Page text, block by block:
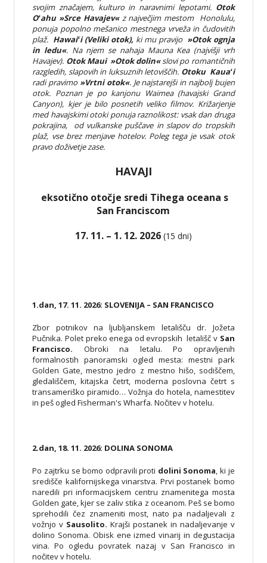
svojim značajem, kulturo in naravnimi lepotami. Otok
Oʻahu »Srce Havajev«z največjim mestom Honolulu,
ponuja popolno mešanico mestnega vrveža in čudovitih
plaž. Hawaiʻi (Veliki otok), ki mu pravijo »Otok ognja
in ledu«. Na njem se nahaja Mauna Kea (najvišji vrh
Havajev). Otok Maui »Otok dolin«slovi po romantičnih
razgledih, slapovih in luksuznih letoviščih. Otoku Kauaʻi
radi pravimo »Vrtni otok«. Je najstarejši in najbolj bujen
otok. Poznan je po kanjonu Waimea (havajski Grand
Canyon), kjer je bilo posnetih veliko filmov. Križarjenje
med havajskimi otoki ponuja raznolikost: vsak dan druga
pokrajina, od vulkanske puščave in slapov do tropskih
plaž, vse brez menjave hotelov. Poleg tega je vsak otok
pravo doživetje zase.
HAVAJI
eksotično otočje sredi Tihega oceana s
San Franciscom
17. 11. – 1. 12. 2026 (15 dni)
1.dan, 17. 11. 2026: SLOVENIJA – SAN FRANCISCO
Zbor potnikov na ljubljanskem letališču dr. Jožeta
Pučnika. Polet preko enega od evropskih letališč v San
Francisco. Obroki na letalu. Po opravljenih
formalnostih panoramski ogled mesta: mestni park
Golden Gate, mestno jedro z mestno hišo, sodiščem,
gledališčem, kitajska četrt, moderna poslovna četrt s
transameriško piramido… Vožnja do hotela, namestitev
in peš ogled Fisherman's Wharfa. Nočitev v hotelu.
2.dan, 18. 11. 2026: DOLINA SONOMA
Po zajtrku se bomo odpravili proti dolini Sonoma, ki je
središče kalifornijskega vinarstva. Prvi postanek bomo
naredili pri informacijskem centru znamenitega mosta
Golden gate, kjer se zaliv stika z oceanom. Peš se bomo
sprehodili čez znameniti most, nato pa nadaljevali z
vožnjo v Sausolito.Krajši postanek in nadaljevanje v
dolino Sonoma. Obisk ene izmed vinarij in degustacija
vina. Po ogledu povratek nazaj v San Francisco in
nočitev v hotelu.